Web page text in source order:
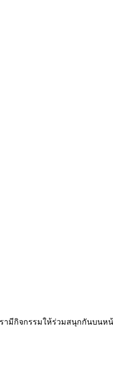
มีกิจกรรมให้ร่วมสนุกกันบนห